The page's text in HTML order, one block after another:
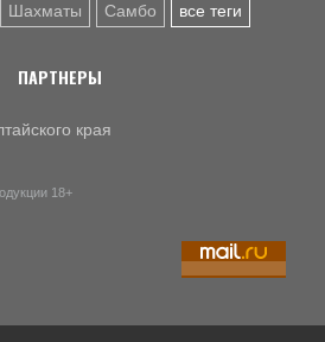
Шахматы Самбо все теги
ПАРТНЕРЫ
края
18+